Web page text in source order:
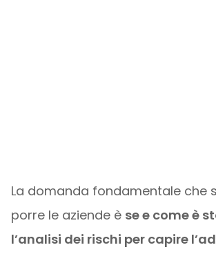
La domanda fondamentale che
porre le aziende è se e come è
l’analisi dei rischi per capire